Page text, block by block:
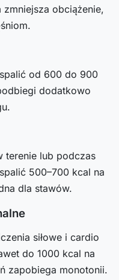
obciążenie,
od 600 do 900
dodatkowo
terenie lub podczas
500–700 kcal na
dla stawów.
siłowe i cardio
do 1000 kcal na
zapobiega monotonii.